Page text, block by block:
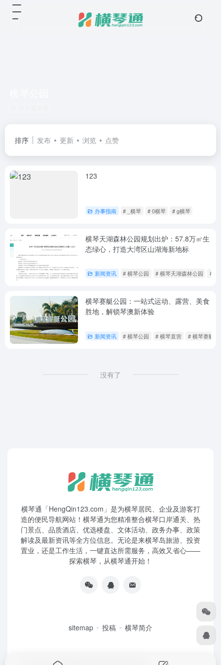
排序 发布 更新 浏览 点赞
123
办事指南 # _横琴 # 0横琴 # g横琴
横琴天湖森林公园规划出炉：57.8万㎡生
态绿心，打造大湾区山湖海新地标
新闻资讯 # 横琴公园 # 横琴天湖森林公园 # 横
横琴赛艇公园：一站式运动、露营、美食
胜地，解锁琴澳新体验
新闻资讯 # 横琴公园 # 横琴直营 # 横琴赛艇
没有了
横琴通「HengQin123.com」是为横琴居民、企业及游客打
造的便民导航网站！横琴通为您精准整合横琴口岸通关、热
门景点、品质酒店、优选楼盘、文体活动、政务办事、政策
解读及最新资讯等全方位信息。无论是来横琴岛旅游、投资
置业，还是工作生活，一键直达所需服务，高效又省心——
探索横琴，从横琴通开始！
sitemap 投稿 横琴简介